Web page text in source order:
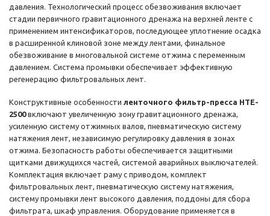
давления. Технологический процесс обезвоживания включает
стадии первичного гравитационного дренажа на верхней ленте с
применением интенсификаторов, последующее уплотнение осадка
в расширенной клиновой зоне между лентами, финальное
обезвоживание в многовальной системе отжима с переменным
давлением. Система промывки обеспечивает эффективную
регенерацию фильтровальных лент.
Конструктивные особенности ленточного фильтр-пресса HTE-
2500включают увеличенную зону гравитационного дренажа,
усиленную систему отжимных валов, пневматическую систему
натяжения лент, независимую регулировку давления в зонах
отжима. Безопасность работы обеспечивается защитными
щитками движущихся частей, системой аварийных выключателей.
Комплектация включает раму с приводом, комплект
фильтровальных лент, пневматическую систему натяжения,
систему промывки лент высокого давления, поддоны для сбора
фильтрата, шкаф управления. Оборудование применяется в